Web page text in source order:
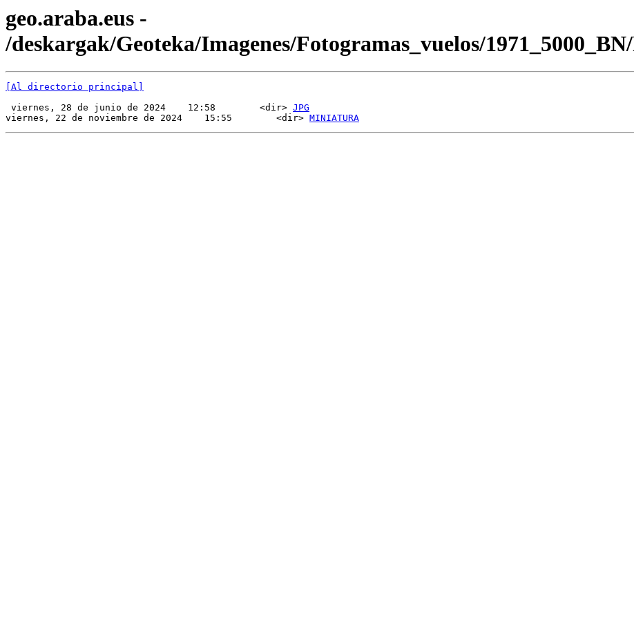
geo.araba.eus -
/deskargak/Geoteka/Imagenes/Fotogramas_vuelos/
[Al directorio principal]
viernes, 28 de junio de 2024    12:58        <dir> JPG
viernes, 22 de noviembre de 2024    15:55        <dir> MINIATURA